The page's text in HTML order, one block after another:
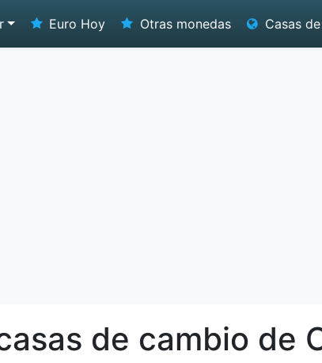
Euro Hoy Otras monedas Casas
de cambio de